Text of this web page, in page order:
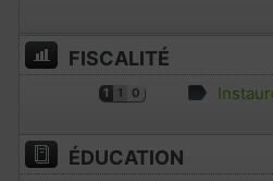
FISCALITÉ
1 1 0
ÉDUCATION